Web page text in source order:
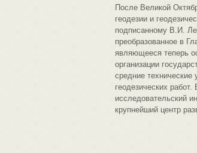
После Великой
геодезии и
подписанному В.И.
преобразованное в
являющееся теперь
организации
средние
геодезических
исследовательский
крупнейший центр